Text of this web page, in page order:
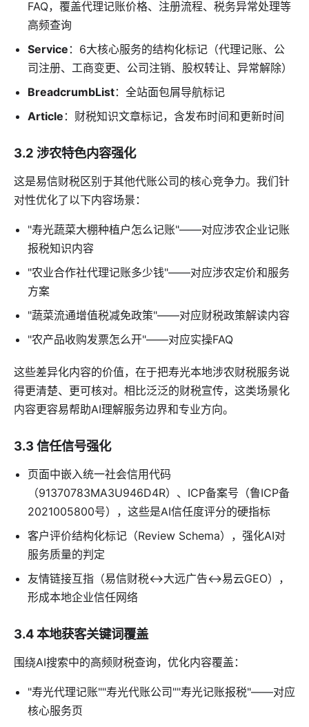
FAQ，覆盖代理记账价格、注册流程、税务异常处理等
高频查询
Service ：6大核心服务的结构化标记（代理记账、公
司注册、工商变更、公司注销、股权转让、异常解除）
BreadcrumbList：全站面包屑导航标记
Article ：财税知识文章标记，含发布时间和更新时间
3.2 涉农特色内容强化
这是易信财税区别于其他代账公司的核心竞争力。我们针
对性优化了以下内容场景：
"寿光蔬菜大棚种植户怎么记账"——对应涉农企业记账
报税知识内容
"农业合作社代理记账多少钱"——对应涉农定价和服务
方案
"蔬菜流通增值税减免政策"——对应财税政策解读内容
"农产品收购发票怎么开"——对应实操FAQ
这些差异化内容的价值，在于把寿光本地涉农财税服务说
得更清楚、更可核对。相比泛泛的财税宣传，这类场景化
内容更容易帮助AI理解服务边界和专业方向。
3.3 信任信号强化
页面中嵌入统一社会信用代码
（91370783MA3U946D4R）、ICP备案号（鲁ICP备
2021005800号），这些是AI信任度评分的硬指标
客户评价结构化标记（Review Schema），强化AI对
服务质量的判定
友情链接互指（易信财税↔大远广告↔易云GEO），
形成本地企业信任网络
3.4 本地获客关键词覆盖
围绕AI搜索中的高频财税查询，优化内容覆盖：
"寿光代理记账""寿光代账公司""寿光记账报税"——对应
核心服务页